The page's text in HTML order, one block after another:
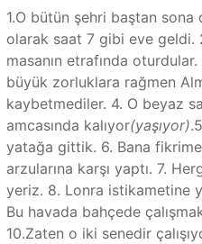
1.O bütün şehri baştan sona
olarak saat 7 gibi eve geldi.
masanın etrafında
büyük zorluklara rağmen
kaybetmediler. 4. O beyaz
amcasında kalıyor(yaşıyor)
yatağa gittik. 6. Bana
arzularına karşı yaptı. 7.
yeriz. 8. Lonra istikametine
Bu havada bahçede
10.Zaten o iki senedir